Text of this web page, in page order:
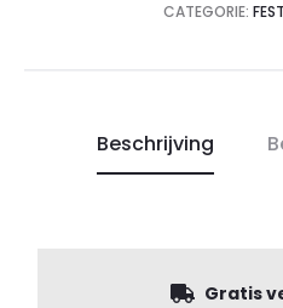
CATEGORIE:
Beschrijving
Gratis